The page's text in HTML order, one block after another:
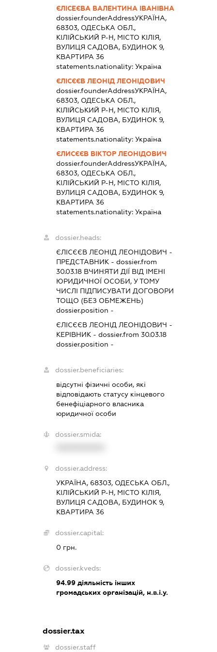
ЄЛІСЕЄВА ВАЛЕНТИНА ІВАНІВНА
dossier.founderAddressУКРАЇНА,
68303, ОДЕСЬКА ОБЛ.,
КІЛІЙСЬКИЙ Р-Н, МІСТО КІЛІЯ,
ВУЛИЦЯ САДОВА, БУДИНОК 9,
КВАРТИРА 36
statements.nationality: Україна
ЄЛІСЄЄВ ЛЕОНІД ЛЕОНІДОВИЧ
dossier.founderAddressУКРАЇНА,
68303, ОДЕСЬКА ОБЛ.,
КІЛІЙСЬКИЙ Р-Н, МІСТО КІЛІЯ,
ВУЛИЦЯ САДОВА, БУДИНОК 9,
КВАРТИРА 36
statements.nationality: Україна
ЄЛИСЄЄВ ВІКТОР ЛЕОНІДОВИЧ
dossier.founderAddressУКРАЇНА,
68303, ОДЕСЬКА ОБЛ.,
КІЛІЙСЬКИЙ Р-Н, МІСТО КІЛІЯ,
ВУЛИЦЯ САДОВА, БУДИНОК 9,
КВАРТИРА 36
statements.nationality: Україна
dossier.heads:
ЄЛІСЄЄВ ЛЕОНІД ЛЕОНІДОВИЧ -
ПРЕДСТАВНИК - dossier.from
30.03.18ВЧИНЯТИ ДІЇ ВІД ІМЕНІ
ЮРИДИЧНОЇ ОСОБИ, У ТОМУ
ЧИСЛІ ПІДПИСУВАТИ ДОГОВОРИ
ТОЩО (БЕЗ ОБМЕЖЕНЬ)
dossier.position -
ЄЛІСЄЄВ ЛЕОНІД ЛЕОНІДОВИЧ -
КЕРІВНИК - dossier.from 30.03.18
dossier.position -
dossier.beneficiaries:
відсутні фізичні особи, які
відповідають статусу кінцевого
бенефіціарного власника
юридичної особи
dossier.smida:
dossier.address:
УКРАЇНА, 68303, ОДЕСЬКА ОБЛ.,
КІЛІЙСЬКИЙ Р-Н, МІСТО КІЛІЯ,
ВУЛИЦЯ САДОВА, БУДИНОК 9,
КВАРТИРА 36
dossier.capital:
0 грн.
dossier.kveds:
94.99діяльність інших
громадських організацій, н.в.і.у.
dossier.tax
dossier.staff